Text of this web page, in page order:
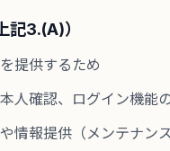
記3.(A)）
提供するため
人確認、ログイン機能
情報提供（メンテナン